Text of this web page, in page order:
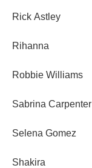
Rick Astley
Rihanna
Robbie Williams
Sabrina Carpenter
Selena Gomez
Shakira